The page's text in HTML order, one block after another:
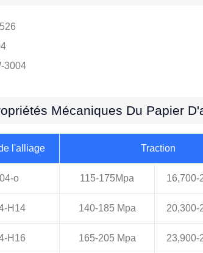
3004
Mécaniques Du Papier
l'alliage Traction
o 115-175Mpa 16,700-
H14 140-185 Mpa 20,300-
H16 165-205 Mpa 23,900-